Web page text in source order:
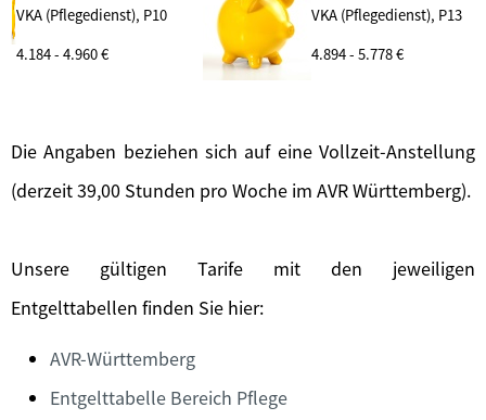
VKA (Pflegedienst), P10
4.184 - 4.960 €
VKA (Pflegedienst), P13
4.894 - 5.778 €
Die Angaben beziehen sich auf eine Vollzeit-Anstellung
(derzeit 39,00 Stunden pro Woche im AVR Württemberg).
Unsere gültigen Tarife mit den jeweiligen
Entgelttabellen finden Sie hier:
AVR-Württemberg
Entgelttabelle Bereich Pflege